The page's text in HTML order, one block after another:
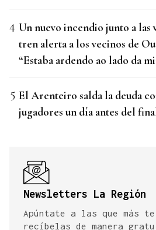
Un nuevo incendio junto a las
tren alerta a los vecinos de
“Estaba ardendo ao lado da
El Arenteiro salda la deuda
jugadores un día antes del
Newsletters La Región
Apúntate a las que más
recíbelas de manera